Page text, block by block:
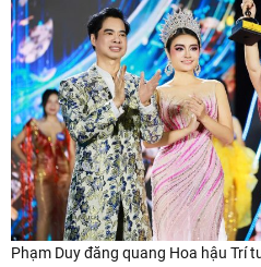
Phạm Duy đăng quang Hoa hậu Trí